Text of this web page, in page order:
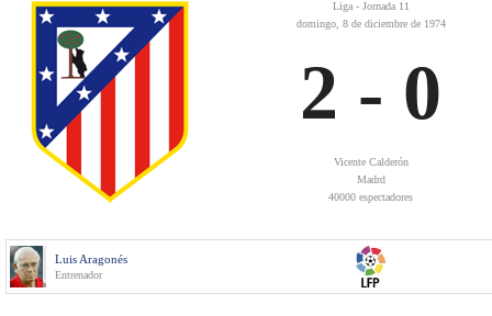
Liga - Jornada 11
domingo, 8 de diciembre de 1974
2 - 0
Vicente Calderón
Madrd
40000 espectadores
Luis Aragonés
Entrenador